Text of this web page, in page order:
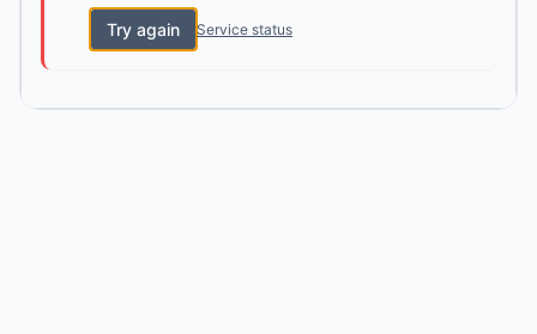
Try again Service status